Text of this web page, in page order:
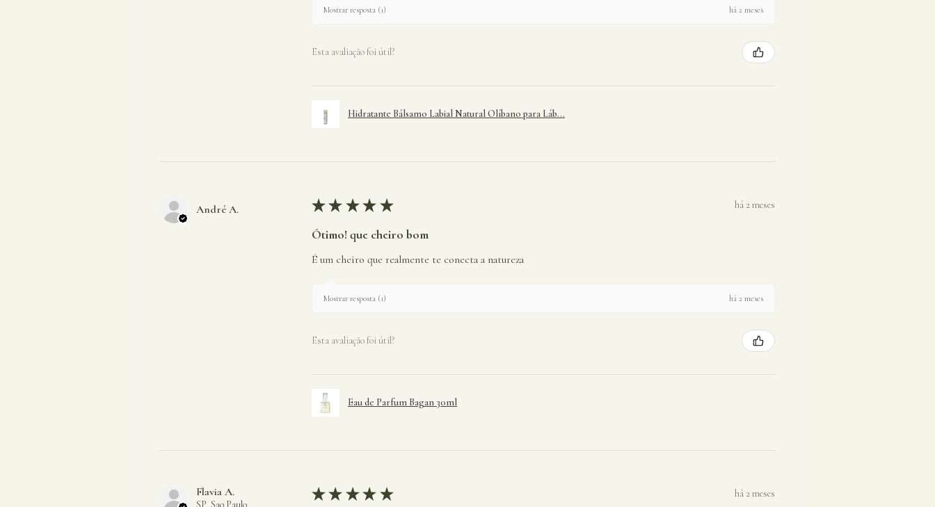
Mostrar resposta (1) há 2 meses
Esta avaliação foi útil?
Hidratante Bálsamo Labial Natural Olíbano para Láb...
André A. ★ ★ ★ ★ ★ há 2 meses
Ótimo! que cheiro bom
É um cheiro que realmente te conecta a natureza
Mostrar resposta (1) há 2 meses
Esta avaliação foi útil?
Eau de Parfum Bagan 30ml
Flavia A.
SP, Sao Paulo
★ ★ ★ ★ ★ há 2 meses